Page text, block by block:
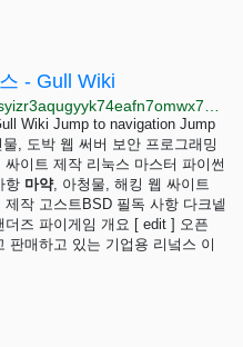
- Gull Wiki
Wiki Jump to navigation Jump
, 도박 웹 써버 보안 프로그래밍
이트 제작 리눅스 마스터 파이썬
항 마약, 아청물, 해킹 웹 싸이트
작 고스트BSD 필독 사항 다크넽
즈 파이게임 개요 [ edit ] 오픈
판매하고 있는 기업용 리넠스 이